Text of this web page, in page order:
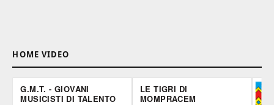
HOME VIDEO
G.M.T. - GIOVANI
MUSICISTI DI TALENTO
LE TIGRI DI
MOMPRACEM